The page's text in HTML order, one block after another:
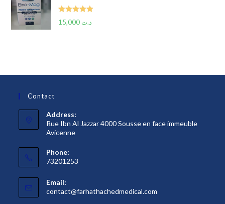
Rated5.00د.ت
Contact
Address:
Rue Ibn Al Jazzar 4000 Sousse en face immeuble
Avicenne
Phone:
73201253
Email:
contact@farhathachedmedical.com